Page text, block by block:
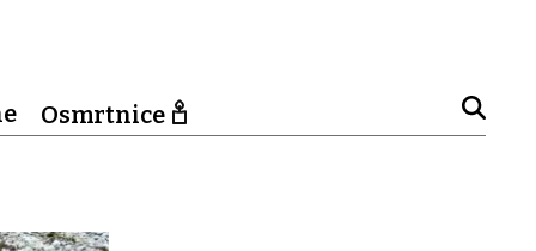
Osmrtnice